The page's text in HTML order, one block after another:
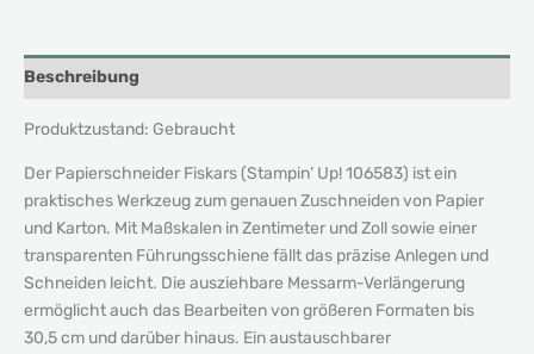
Beschreibung
Produktzustand: Gebraucht
Der Papierschneider Fiskars (Stampin’ Up! 106583) ist ein
praktisches Werkzeug zum genauen Zuschneiden von Papier
und Karton. Mit Maßskalen in Zentimeter und Zoll sowie einer
transparenten Führungsschiene fällt das präzise Anlegen und
Schneiden leicht. Die ausziehbare Messarm-Verlängerung
ermöglicht auch das Bearbeiten von größeren Formaten bis
30,5 cm und darüber hinaus. Ein austauschbarer